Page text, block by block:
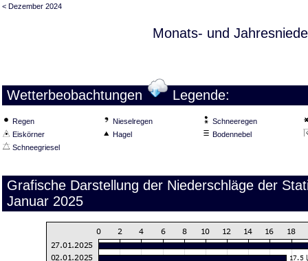
< Dezember 2024
Monats- und
Wetterbeobachtungen Legende:
Regen Nieselregen
Schneeregen
Eiskörner
Hagel
Bodennebel
Schneegriesel
Grafische Darstellung der Niederschläge der
Januar 2025